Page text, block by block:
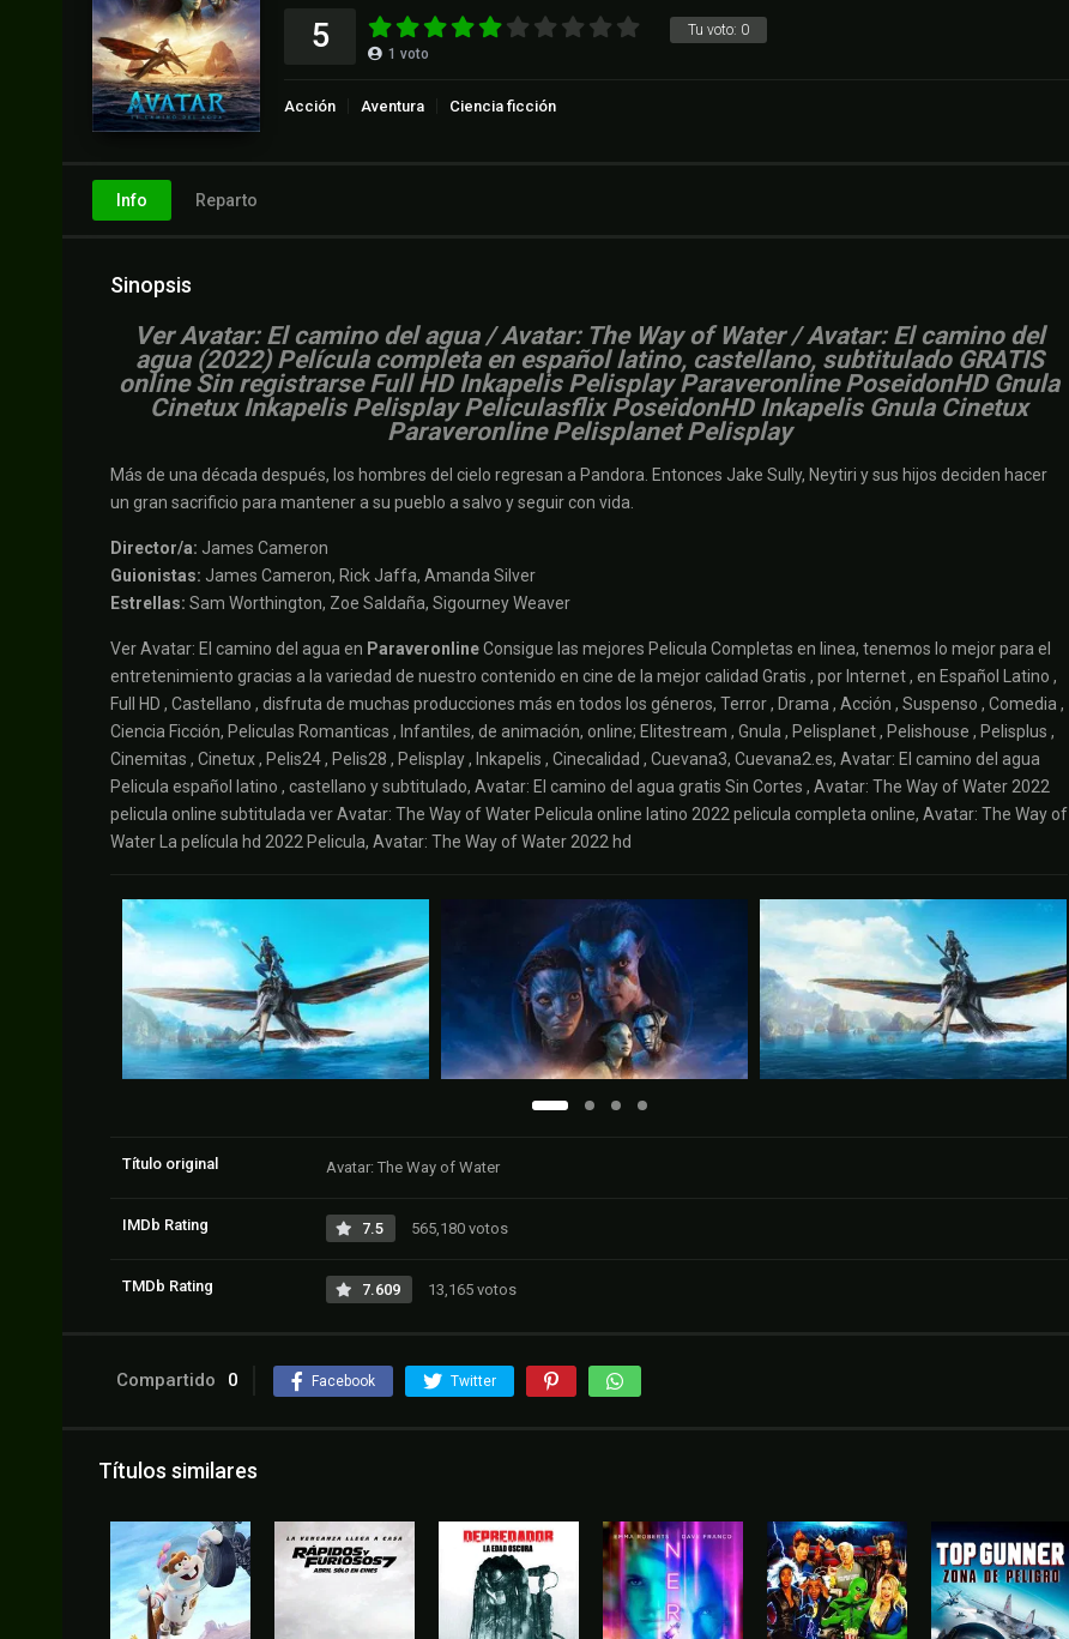
Tu voto: 0
5 1 voto
Acción Aventura Ciencia ficción
Info Reparto
Sinopsis
Ver Avatar: El camino del agua / Avatar: The Way of Water / Avatar: El camino del
agua (2022) Película completa en español latino, castellano, subtitulado GRATIS
online Sin registrarse Full HD Inkapelis Pelisplay Paraveronline PoseidonHD Gnula
Cinetux Inkapelis Pelisplay Peliculasflix PoseidonHD Inkapelis Gnula Cinetux
Paraveronline Pelisplanet Pelisplay
Más de una década después, los hombres del cielo regresan a Pandora. Entonces Jake Sully, Neytiri y sus hijos deciden hacer
un gran sacrificio para mantener a su pueblo a salvo y seguir con vida.
Director/a: James Cameron
Guionistas: James Cameron, Rick Jaffa, Amanda Silver
Estrellas: Sam Worthington, Zoe Saldaña, Sigourney Weaver
Ver Avatar: El camino del agua en ParaveronlineConsigue las mejores Pelicula Completas en linea, tenemos lo mejor para el
entretenimiento gracias a la variedad de nuestro contenido en cine de la mejor calidad Gratis , por Internet , en Español Latino ,
Full HD , Castellano , disfruta de muchas producciones más en todos los géneros, Terror , Drama , Acción , Suspenso , Comedia ,
Ciencia Ficción, Peliculas Romanticas , Infantiles, de animación, online; Elitestream , Gnula , Pelisplanet , Pelishouse , Pelisplus ,
Cinemitas , Cinetux , Pelis24 , Pelis28 , Pelisplay , Inkapelis , Cinecalidad , Cuevana3, Cuevana2.es, Avatar: El camino del agua
Pelicula español latino , castellano y subtitulado, Avatar: El camino del agua gratis Sin Cortes , Avatar: The Way of Water 2022
pelicula online subtitulada ver Avatar: The Way of Water Pelicula online latino 2022 pelicula completa online, Avatar: The Way of
Water La película hd 2022 Pelicula, Avatar: The Way of Water 2022 hd
Título original Avatar: The Way of Water
IMDb Rating 7.5 565,180 votos
TMDb Rating 7.609 13,165 votos
Compartido 0 Facebook Twitter
Títulos similares